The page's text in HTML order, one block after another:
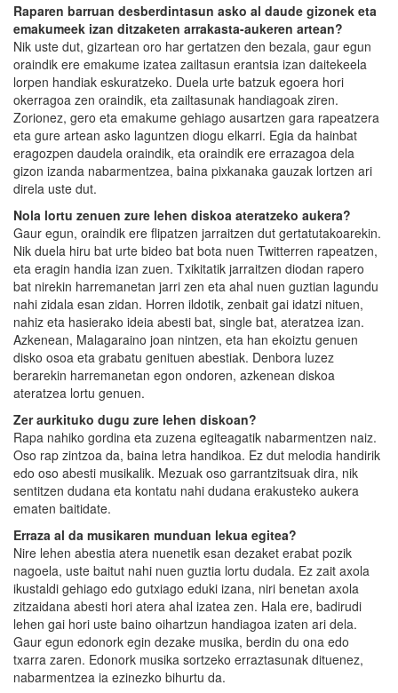
Raparen barruan desberdintasun asko al daude gizonek eta
emakumeek izan ditzaketen arrakasta-aukeren artean?
Nik uste dut, gizartean oro har gertatzen den bezala, gaur egun
oraindik ere emakume izatea zailtasun erantsia izan daitekeela
lorpen handiak eskuratzeko. Duela urte batzuk egoera hori
okerragoa zen oraindik, eta zailtasunak handiagoak ziren.
Zorionez, gero eta emakume gehiago ausartzen gara rapeatzera
eta gure artean asko laguntzen diogu elkarri. Egia da hainbat
eragozpen daudela oraindik, eta oraindik ere errazagoa dela
gizon izanda nabarmentzea, baina pixkanaka gauzak lortzen ari
direla uste dut.
Nola lortu zenuen zure lehen diskoa ateratzeko aukera?
Gaur egun, oraindik ere flipatzen jarraitzen dut gertatutakoarekin.
Nik duela hiru bat urte bideo bat bota nuen Twitterren rapeatzen,
eta eragin handia izan zuen. Txikitatik jarraitzen diodan rapero
bat nirekin harremanetan jarri zen eta ahal nuen guztian lagundu
nahi zidala esan zidan. Horren ildotik, zenbait gai idatzi nituen,
nahiz eta hasierako ideia abesti bat, single bat, ateratzea izan.
Azkenean, Malagaraino joan nintzen, eta han ekoiztu genuen
disko osoa eta grabatu genituen abestiak. Denbora luzez
berarekin harremanetan egon ondoren, azkenean diskoa
ateratzea lortu genuen.
Zer aurkituko dugu zure lehen diskoan?
Rapa nahiko gordina eta zuzena egiteagatik nabarmentzen naiz.
Oso rap zintzoa da, baina letra handikoa. Ez dut melodia handirik
edo oso abesti musikalik. Mezuak oso garrantzitsuak dira, nik
sentitzen dudana eta kontatu nahi dudana erakusteko aukera
ematen baitidate.
Erraza al da musikaren munduan lekua egitea?
Nire lehen abestia atera nuenetik esan dezaket erabat pozik
nagoela, uste baitut nahi nuen guztia lortu dudala. Ez zait axola
ikustaldi gehiago edo gutxiago eduki izana, niri benetan axola
zitzaidana abesti hori atera ahal izatea zen. Hala ere, badirudi
lehen gai hori uste baino oihartzun handiagoa izaten ari dela.
Gaur egun edonork egin dezake musika, berdin du ona edo
txarra zaren. Edonork musika sortzeko erraztasunak dituenez,
nabarmentzea ia ezinezko bihurtu da.